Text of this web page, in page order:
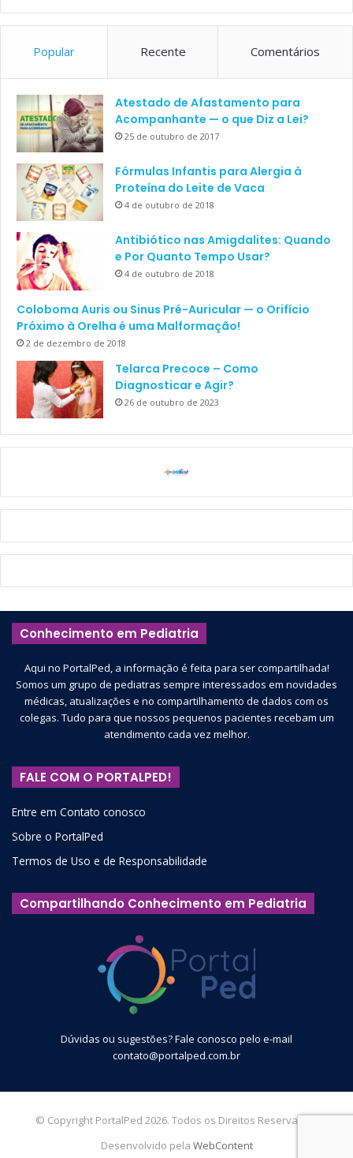
Popular Recente Comentários
Atestado de Afastamento para
Acompanhante — o que Diz a Lei?
25 de outubro de 2017
Fórmulas Infantis para Alergia à
Proteína do Leite de Vaca
4 de outubro de 2018
Antibiótico nas Amigdalites: Quando
e Por Quanto Tempo Usar?
4 de outubro de 2018
Coloboma Auris ou Sinus Pré-Auricular — o Orifício
Próximo à Orelha é uma Malformação!
2 de dezembro de 2018
Telarca Precoce – Como
Diagnosticar e Agir?
26 de outubro de 2023
Conhecimento em Pediatria
Aqui no PortalPed, a informação é feita para ser compartilhada!
Somos um grupo de pediatras sempre interessados em novidades
médicas, atualizações e no compartilhamento de dados com os
colegas. Tudo para que nossos pequenos pacientes recebam um
atendimento cada vez melhor.
FALE COM O PORTALPED!
Entre em Contato conosco
Sobre o PortalPed
Termos de Uso e de Responsabilidade
Compartilhando Conhecimento em Pediatria
Dúvidas ou sugestões? Fale conosco pelo e-mail
contato@portalped.com.br
© Copyright PortalPed 2026. Todos os Direitos Reservados.
Desenvolvido pela WebContent